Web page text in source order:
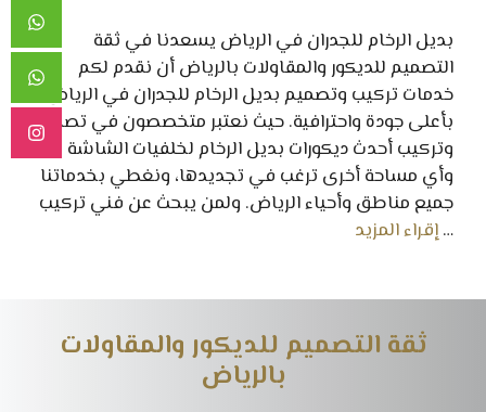
بديل الرخام للجدران في الرياض يسعدنا في ثقة
التصميم للديكور والمقاولات بالرياض أن نقدم لكم
خدمات تركيب وتصميم بديل الرخام للجدران في الرياض
بأعلى جودة واحترافية. حيث نعتبر متخصصون في تصميم
وتركيب أحدث ديكورات بديل الرخام لخلفيات الشاشة
وأي مساحة أخرى ترغب في تجديدها، ونغطي بخدماتنا
جميع مناطق وأحياء الرياض. ولمن يبحث عن فني تركيب
…إقراء المزيد
ثقة التصميم للديكور والمقاولات
بالرياض